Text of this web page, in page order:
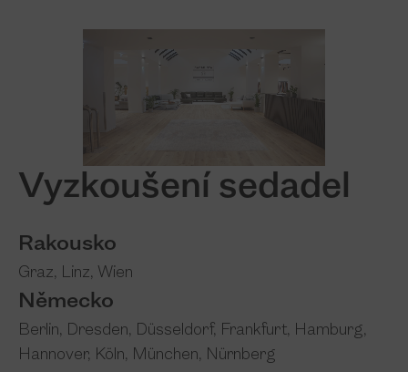
Vyzkoušení sedadel
Rakousko
Graz, Linz, Wien
Německo
Berlin, Dresden, Düsseldorf, Frankfurt, Hamburg,
Hannover, Köln, München, Nürnberg